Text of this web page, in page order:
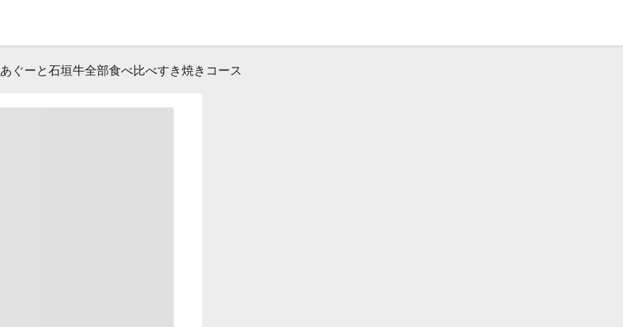
あぐーと石垣牛全部食べ比べすき焼きコース